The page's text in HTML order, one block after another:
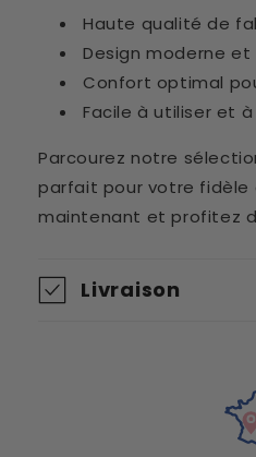
Haute qualité de
Design moderne
Confort optimal
Facile à utiliser et
Parcourez notre
parfait pour votre fidèle
maintenant et profitez
Livraison